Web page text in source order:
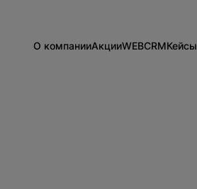
О компанииАкцииWEBCRMКейсы